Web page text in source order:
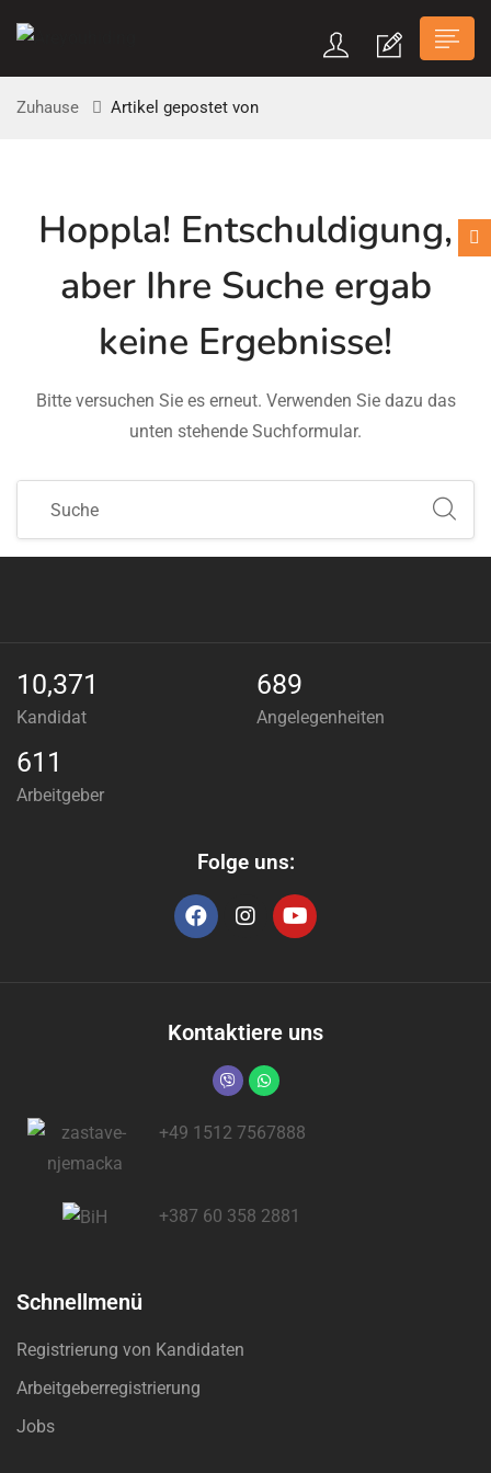
submenu
Zuhause Artikel gepostet von
Hoppla! Entschuldigung,
aber Ihre Suche ergab
keine Ergebnisse!
Bitte versuchen Sie es erneut. Verwenden Sie dazu das
unten stehende Suchformular.
10,371
Kandidat
689
Angelegenheiten
611
Arbeitgeber
Folge uns:
Kontaktiere uns
+49 1512 7567888
+387 60 358 2881
Schnellmenü
Registrierung von Kandidaten
Arbeitgeberregistrierung
Jobs